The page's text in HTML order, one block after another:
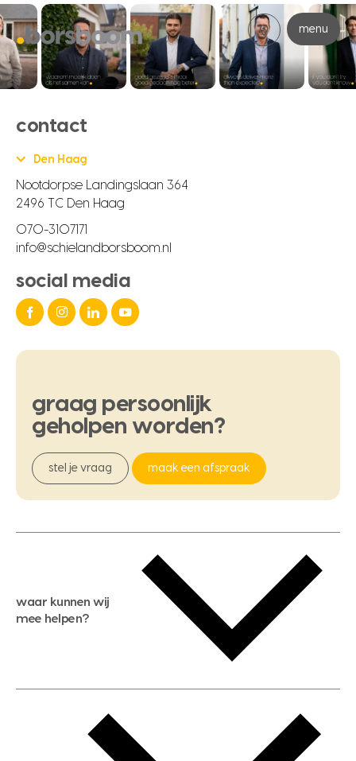
menu
contact
Den Haag
Nootdorpse Landingslaan 364
2496 TC Den Haag
070-3107171
info@schielandborsboom.nl
social media
graag persoonlijk
geholpen worden?
stel je vraag maak een afspraak
waar kunnen wij
mee helpen?
gratis zoekservice